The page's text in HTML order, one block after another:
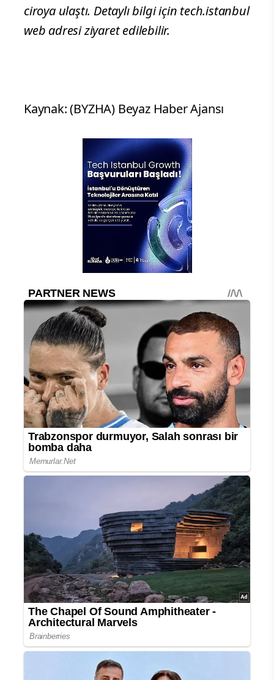
ciroya ulaştı. Detaylı bilgi için tech.istanbul
web adresi ziyaret edilebilir.
Kaynak: (BYZHA) Beyaz Haber Ajansı